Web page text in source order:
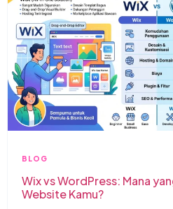
BLOG
Wix vs WordPress: Mana
Website Kamu?